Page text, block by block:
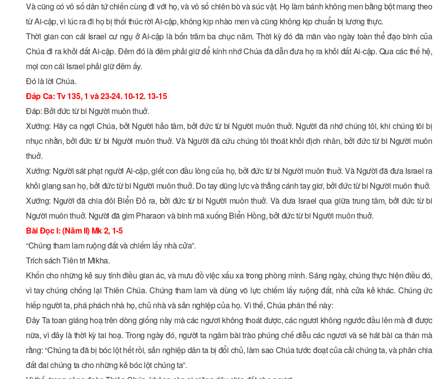
Và cũng có vô số dân tứ chiến cùng đi với họ, và vô số chiên bò và súc vật. Họ làm bánh không men bằng bột mang theo
từ Ai-cập, vì lúc ra đi họ bị thối thúc rời Ai-cập, không kịp nhào men và cũng không kịp chuẩn bị lương thực.
Thời gian con cái Israel cư ngụ ở Ai-cập là bốn trăm ba chục năm. Thời kỳ đó đã mãn vào ngày toàn thể đạo binh của
Chúa đi ra khỏi đất Ai-cập. Ðêm đó là đêm phải giữ để kính nhớ Chúa đã dẫn đưa họ ra khỏi đất Ai-cập. Qua các thế hệ,
mọi con cái Israel phải giữ đêm ấy.
Ðó là lời Chúa.
Ðáp Ca: Tv 135, 1 và 23-24. 10-12. 13-15
Ðáp: Bởi đức từ bi Người muôn thuở.
Xướng: Hãy ca ngợi Chúa, bởi Người hảo tâm, bởi đức từ bi Người muôn thuở. Người đã nhớ chúng tôi, khi chúng tôi bị
nhục nhằn, bởi đức từ bi Người muôn thuở. Và Người đã cứu chúng tôi thoát khỏi địch nhân, bởi đức từ bi Người muôn
thuở.
Xướng: Người sát phạt người Ai-cập, giết con đầu lòng của họ, bởi đức từ bi Người muôn thuở. Và Người đã đưa Israel ra
khỏi giang san họ, bởi đức từ bi Người muôn thuở. Do tay dũng lực và thẳng cánh tay giơ, bởi đức từ bi Người muôn thuở.
Xướng: Người đã chia đôi Biển Ðỏ ra, bởi đức từ bi Người muôn thuở. Và đưa Israel qua giữa trung tâm, bởi đức từ bi
Người muôn thuở. Người đã gìm Pharaon và binh mã xuống Biển Hồng, bởi đức từ bi Người muôn thuở.
Bài Ðọc I: (Năm II) Mk 2, 1-5
“Chúng tham lam ruộng đất và chiếm lấy nhà cửa”.
Trích sách Tiên tri Mikha.
Khốn cho những kẻ suy tính điều gian ác, và mưu đồ việc xấu xa trong phòng mình. Sáng ngày, chúng thực hiện điều đó,
vì tay chúng chống lại Thiên Chúa. Chúng tham lam và dùng võ lực chiếm lấy ruộng đất, nhà cửa kẻ khác. Chúng ức
hiếp người ta, phá phách nhà họ, chủ nhà và sản nghiệp của họ. Vì thế, Chúa phán thế này:
Ðây Ta toan giáng hoạ trên dòng giống này mà các ngươi không thoát được, các ngươi không ngước đầu lên mà đi được
nữa, vì đây là thời kỳ tai hoạ. Trong ngày đó, người ta ngâm bài trào phúng chế diễu các ngươi và sẽ hát bài ca thán mà
rằng: “Chúng ta đã bị bóc lột hết rồi, sản nghiệp dân ta bị đổi chủ, làm sao Chúa tước đoạt của cải chúng ta, và phân chia
đất đai chúng ta cho những kẻ bóc lột chúng ta”.